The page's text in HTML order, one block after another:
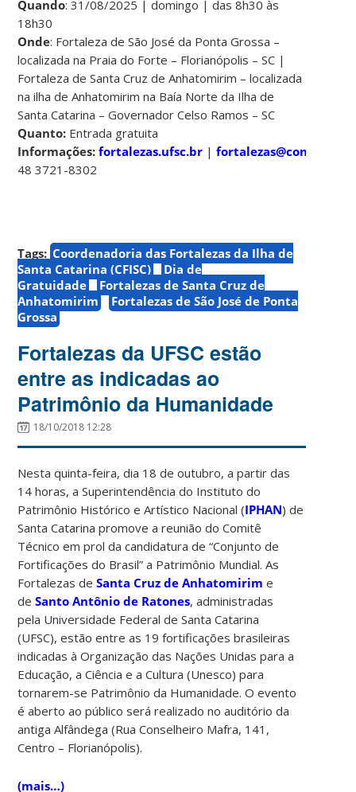
Quando: 31/08/2025 | domingo | das 8h30 às
18h30
Onde: Fortaleza de São José da Ponta Grossa –
localizada na Praia do Forte – Florianópolis – SC |
Fortaleza de Santa Cruz de Anhatomirim – localizada
na ilha de Anhatomirim na Baía Norte da Ilha de
Santa Catarina – Governador Celso Ramos – SC
Quanto: Entrada gratuita
Informações: fortalezas.ufsc.br |
48 3721-8302
Tags: Coordenadoria das Fortalezas da Ilha de
Santa Catarina (CFISC)
Dia de
Gratuidade
Fortalezas de Santa Cruz de
Anhatomirim
Fortalezas de São José de Ponta
Grossa
Fortalezas da UFSC estão
entre as indicadas ao
Patrimônio da Humanidade
18/10/2018 12:28
Nesta quinta-feira, dia 18 de outubro, a partir das
14 horas, a Superintendência do Instituto do
Patrimônio Histórico e Artístico Nacional (IPHAN) de
Santa Catarina promove a reunião do Comitê
Técnico em prol da candidatura de “Conjunto de
Fortificações do Brasil” a Patrimônio Mundial. As
Fortalezas deSanta Cruz de Anhatomirim e
deSanto Antônio de Ratones, administradas
pela Universidade Federal de Santa Catarina
(UFSC), estão entre as 19 fortificações brasileiras
indicadas à Organização das Nações Unidas para a
Educação, a Ciência e a Cultura (Unesco) para
tornarem-se Patrimônio da Humanidade. O evento
é aberto ao público será realizado no auditório da
antiga Alfândega (Rua Conselheiro Mafra, 141,
Centro – Florianópolis).
(mais…)